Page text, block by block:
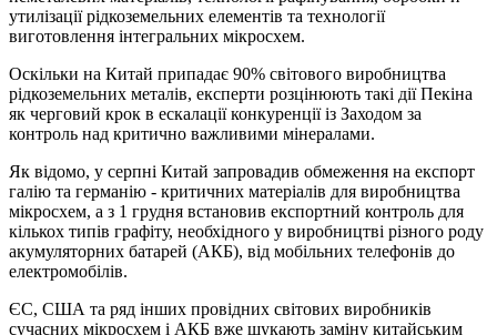
утилізації рідкоземельних елементів та технології
виготовлення інтегральних мікросхем.
Оскільки на Китай припадає 90% світового виробництва
рідкоземельних металів, експерти розцінюють такі дії Пекіна
як черговий крок в ескалації конкуренції із Заходом за
контроль над критично важливими мінералами.
Як відомо, у серпні Китай запровадив обмеження на експорт
галію та германію - критичних матеріалів для виробництва
мікросхем, а з 1 грудня встановив експортний контроль для
кількох типів графіту, необхідного у виробництві різного роду
акумуляторних батарей (АКБ), від мобільних телефонів до
електромобілів.
ЄС, США та ряд інших провідних світових виробників
сучасних мікросхем і АКБ вже шукають заміну китайським